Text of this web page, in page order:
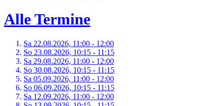
Alle Termine
Sa 22.08.2026, 11:00 - 12:00
So 23.08.2026, 10:15 - 11:15
Sa 29.08.2026, 11:00 - 12:00
So 30.08.2026, 10:15 - 11:15
Sa 05.09.2026, 11:00 - 12:00
So 06.09.2026, 10:15 - 11:15
Sa 12.09.2026, 11:00 - 12:00